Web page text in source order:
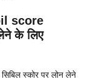
score
के लिए
स्कोर पर लोन लेने